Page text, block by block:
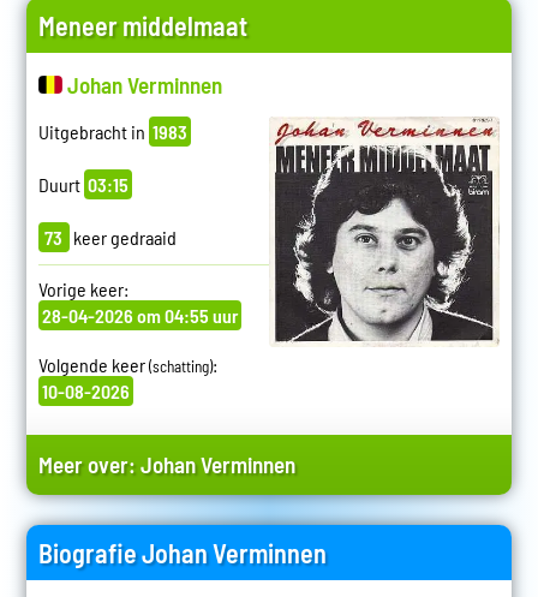
Meneer middelmaat
Johan Verminnen
Uitgebracht in 1983
Duurt 03:15
73 keer gedraaid
Vorige keer:
28-04-2026 om 04:55 uur
Volgende keer(schatting):
10-08-2026
Meer over:Johan Verminnen
Biografie Johan Verminnen